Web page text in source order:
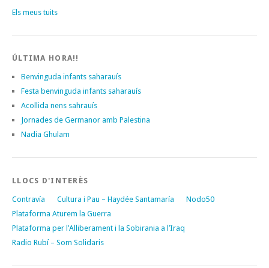
Els meus tuits
ÚLTIMA HORA!!
Benvinguda infants saharauís
Festa benvinguda infants saharauís
Acollida nens sahrauís
Jornades de Germanor amb Palestina
Nadia Ghulam
LLOCS D'INTERÈS
Contravía Cultura i Pau – Haydée Santamaría
Nodo50
Plataforma Aturem la Guerra
Plataforma per l’Alliberament i la Sobirania a l’Iraq
Radio Rubí – Som Solidaris